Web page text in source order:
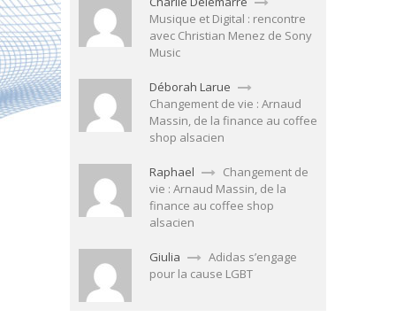
Musique et Digital : rencontre
avec Christian Menez de Sony
Music
Déborah Larue
Changement de vie : Arnaud
Massin, de la finance au coffee
shop alsacien
Raphael
Changement de
vie : Arnaud Massin, de la
finance au coffee shop
alsacien
Giulia
Adidas s’engage
pour la cause LGBT